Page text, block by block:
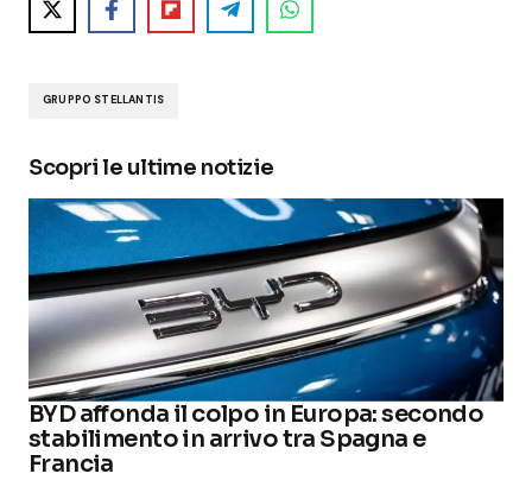
GRUPPO STELLANTIS
Scopri le ultime notizie
BYD affonda il colpo in Europa: secondo
stabilimento in arrivo tra Spagna e
Francia